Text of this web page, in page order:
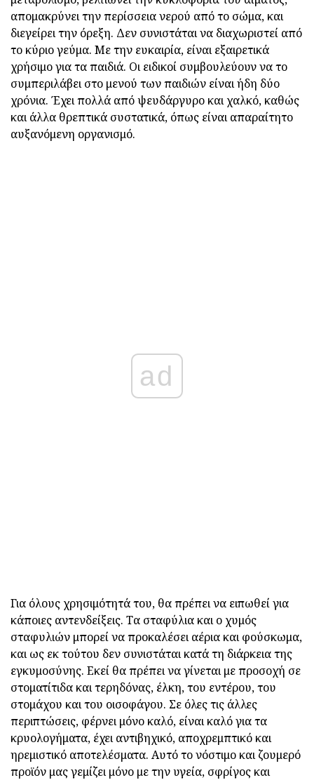
απομακρύνει την περίσσεια νερού από το σώμα, και
διεγείρει την όρεξη. Δεν συνιστάται να διαχωριστεί από
το κύριο γεύμα. Με την ευκαιρία, είναι εξαιρετικά
χρήσιμο για τα παιδιά. Οι ειδικοί συμβουλεύουν να το
συμπεριλάβει στο μενού των παιδιών είναι ήδη δύο
χρόνια. Έχει πολλά από ψευδάργυρο και χαλκό, καθώς
και άλλα θρεπτικά συστατικά, όπως είναι απαραίτητο
αυξανόμενη οργανισμό.
ad
Για όλους χρησιμότητά του, θα πρέπει να ειπωθεί για
κάποιες αντενδείξεις. Τα σταφύλια και ο χυμός
σταφυλιών μπορεί να προκαλέσει αέρια και φούσκωμα,
και ως εκ τούτου δεν συνιστάται κατά τη διάρκεια της
εγκυμοσύνης. Εκεί θα πρέπει να γίνεται με προσοχή σε
στοματίτιδα και τερηδόνας, έλκη, του εντέρου, του
στομάχου και του οισοφάγου. Σε όλες τις άλλες
περιπτώσεις, φέρνει μόνο καλό, είναι καλό για τα
κρυολογήματα, έχει αντιβηχικό, αποχρεμπτικό και
ηρεμιστικό αποτελέσματα. Αυτό το νόστιμο και ζουμερό
προϊόν μας γεμίζει μόνο με την υγεία, σφρίγος και